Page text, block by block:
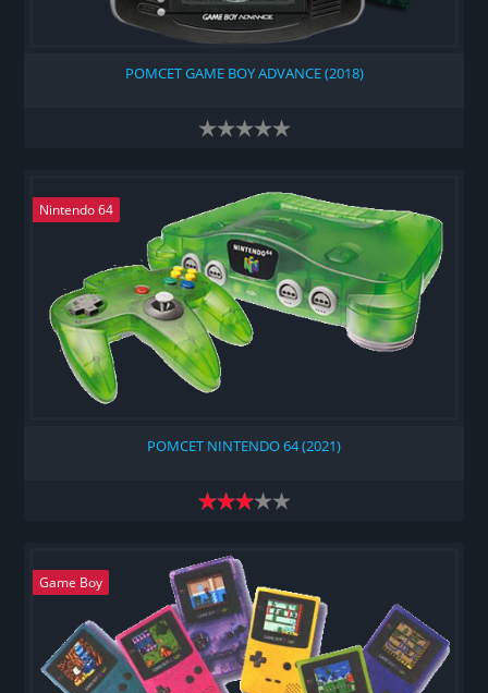
РОМСЕТ GAME BOY ADVANCE (2018)
Nintendo 64
РОМСЕТ NINTENDO 64 (2021)
Game Boy